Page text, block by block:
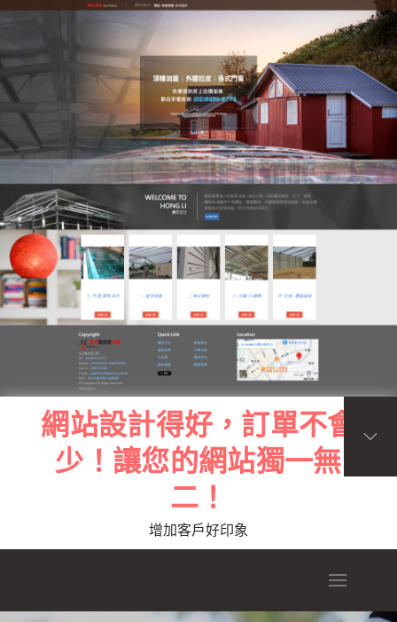
Skip
to
content
網站設計得好，訂單不會
少！讓您的網站獨一無
二！
增加客戶好印象